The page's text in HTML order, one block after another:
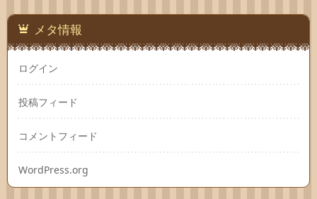
メタ情報
ログイン
投稿フィード
コメントフィード
WordPress.org